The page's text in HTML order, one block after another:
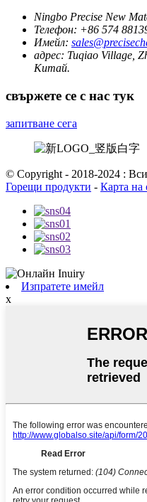
Ningbo Precise New
Телефон: +86 574
Имейл:
адрес: Tuqiao Village,
Китай.
свържете се с нас тук
запитване сега
© Copyright - 2018-2024 :
Горещи продукти - Карта на
Изпратете имейл
x